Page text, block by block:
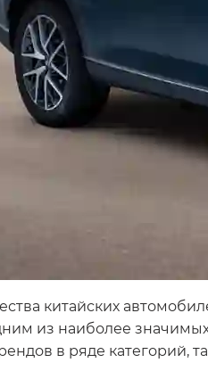
китайских
из наиболее
в ряде